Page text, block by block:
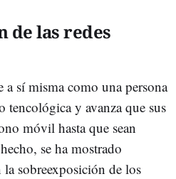
de las redes
a sí misma como una persona
tencológica y avanza que sus
móvil hasta que sean
se ha mostrado
la sobreexposición de los